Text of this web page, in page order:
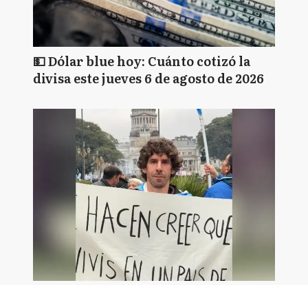
💵 Dólar blue hoy: Cuánto cotizó la
divisa este jueves 6 de agosto de 2026